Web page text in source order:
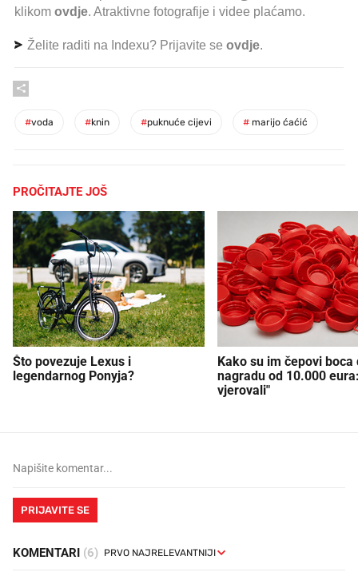
klikom ovdje. Atraktivne fotografije i videe plaćamo.
Želite raditi na Indexu? Prijavite se ovdje.
#voda #knin #puknuće cijevi # marijo ćaćić
PROČITAJTE JOŠ
Što povezuje Lexus i
legendarnog Ponyja?
Kako su im čepovi boca
nagradu od 10.000
vjerovali"
PRIJAVITE SE
KOMENTARI (6)